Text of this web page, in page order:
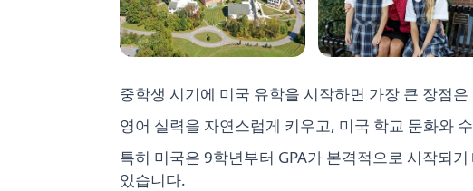
중학생 시기에 미국 유학을 시작하면 가장 큰 장점
영어 실력을 자연스럽게 키우고, 미국 학교 문화와
특히 미국은 9학년부터 GPA가 본격적으로 시작되
있습니다.